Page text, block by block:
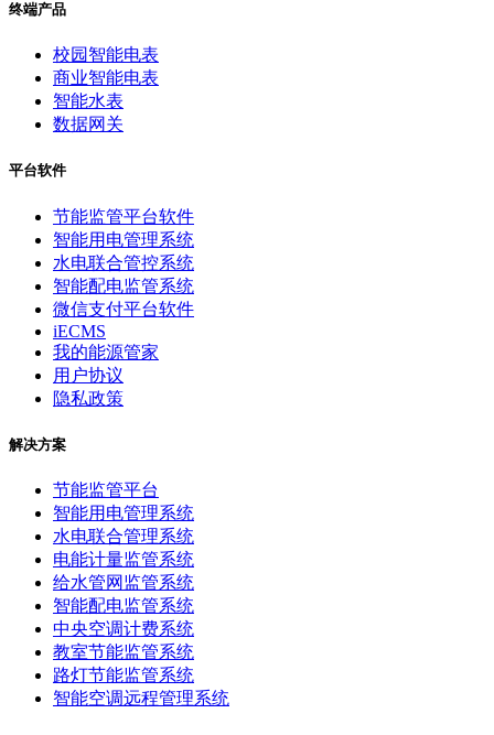
终端产品
校园智能电表
商业智能电表
智能水表
数据网关
平台软件
节能监管平台软件
智能用电管理系统
水电联合管控系统
智能配电监管系统
微信支付平台软件
iECMS
我的能源管家
用户协议
隐私政策
解决方案
节能监管平台
智能用电管理系统
水电联合管理系统
电能计量监管系统
给水管网监管系统
智能配电监管系统
中央空调计费系统
教室节能监管系统
路灯节能监管系统
智能空调远程管理系统